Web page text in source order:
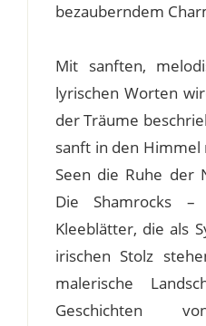
bezauberndem
Mit sanften,
lyrischen Worten
der Träume
sanft in den Himmel
Seen die Ruhe der
Die Shamrocks –
Kleeblätter, die als
irischen Stolz
malerische
Geschichten